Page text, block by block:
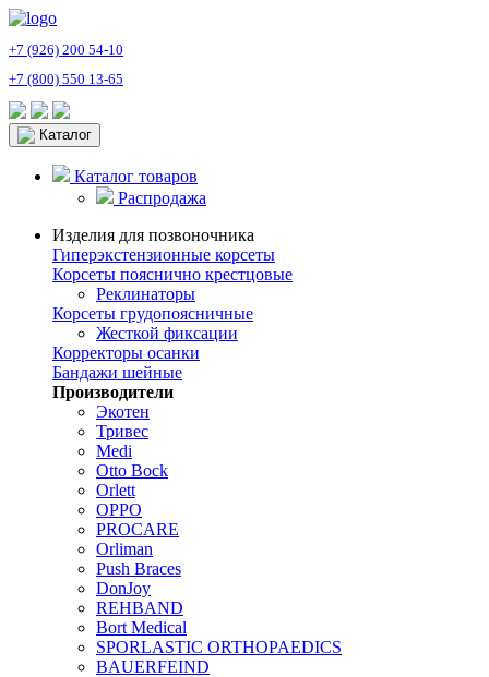
+7 (926) 200 54-10
+7 (800) 550 13-65
Каталог
Каталог товаров
Распродажа
Изделия для позвоночника
Гиперэкстензионные корсеты
Корсеты пояснично крестцовые
Реклинаторы
Корсеты грудопоясничные
Жесткой фиксации
Корректоры осанки
Бандажи шейные
Производители
Экотен
Тривес
Medi
Otto Bock
Orlett
OPPO
PROCARE
Orliman
Push Braces
DonJoy
REHBAND
Bort Medical
SPORLASTIC ORTHOPAEDICS
BAUERFEIND